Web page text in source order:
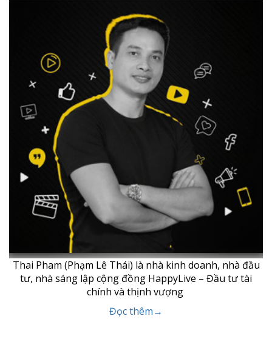
Thai Pham (Phạm Lê Thái) là nhà kinh doanh, nhà đầu
tư, nhà sáng lập cộng đồng HappyLive – Đầu tư tài
chính và thịnh vượng
Đọc thêm→